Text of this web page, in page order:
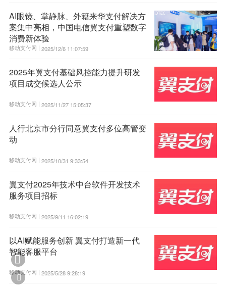
AI眼镜、掌静脉、外籍来华支付解决方
案集中亮相，中国电信翼支付重塑数字
消费新体验
移动支付网 | 2025/12/6 11:07:59
2025年翼支付基础风控能力提升研发
项目成交候选人公示
移动支付网 | 2025/11/27 15:05:37
人行北京市分行同意翼支付多位高管变
动
移动支付网 | 2025/10/31 9:33:54
翼支付2025年技术中台软件开发技术
服务项目招标
移动支付网 | 2025/9/11 16:02:19
以AI赋能服务创新 翼支付打造新一代
智能客服平台
移动支付网 | 2025/5/28 9:28:19

